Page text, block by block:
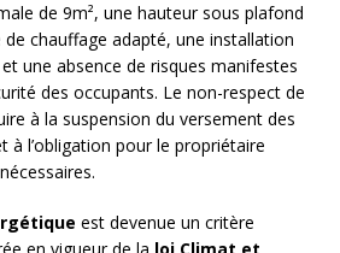
de 9m², une hauteur sous plafond
chauffage adapté, une installation
une absence de risques manifestes
des occupants. Le non-respect de
à la suspension du versement des
à l’obligation pour le propriétaire
est devenue un critère